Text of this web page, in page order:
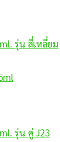
รุ่น สี่เหลี่ยม
รุ่น คู่ J23